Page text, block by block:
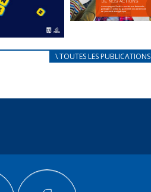
au coeur de
nos actions
\ TOUTES LES PUBLICATIONS